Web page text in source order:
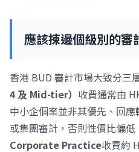
應該揀邊個級別的審
香港 BUD 審計市場大致分三
4 及 Mid-tier） 收費通常由
中小企個案並非其優先、回
或集團審計，否則性價比偏低
Corporate Practice收費約